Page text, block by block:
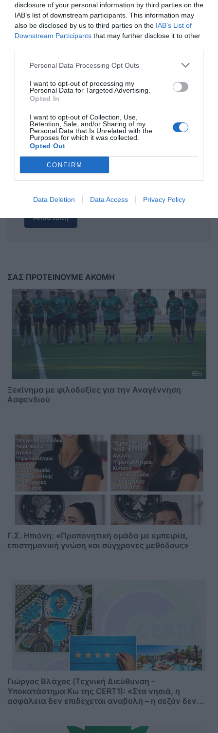
disclosure of your personal information by third parties on the
IAB’s list of downstream participants. This information may
also be disclosed by us to third parties on the IAB’s List of
Downstream Participants that may further disclose it to other
Personal Data Processing Opt Outs
I want to opt-out of processing my
Personal Data for Targeted Advertising.
Opted In
I want to opt-out of Collection, Use,
Retention, Sale, and/or Sharing of my
Personal Data that Is Unrelated with the
Purposes for which it was collected.
Opted Out
CONFIRM
Data Deletion Data Access Privacy Policy
ΟΝΟΜΑ
ΤΙΤΛΟΣ
Αποστολή
ΣΑΣ ΠΡΟΤΕΙΝΟΥΜΕ ΑΚΟΜΗ
Ξεκίνημα με φιλοδοξίες για την Αναγέννηση
Ασφενδιού
Γ.Σ. Ηπιόνη: «Προπονητική ομάδα με εμπειρία,
επιστημονική γνώση και σύγχρονες μεθόδους»
Γιώργος Βλάχος (Τεχνική Διεύθυνση –
Υποκατάστημα Κω της CERT1): «Στα νησιά, η
ασφάλεια δεν επιδέχεται αναβολή – η σεζόν δεν